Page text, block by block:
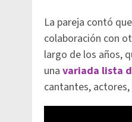
La pareja contó
colaboración con
largo de los años,
una variada lista
cantantes,